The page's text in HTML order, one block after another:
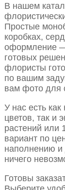
В нашем
Простые
коробках,
оформление
готовых
флористы
по вашим
вам фото для
У нас есть
цветов, так и
растений или
вариант по
наполнению и
ничего
Готовы